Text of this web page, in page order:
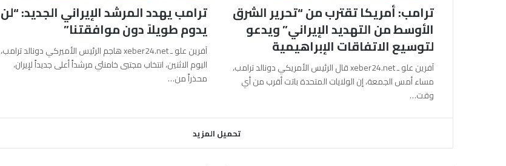
ترامب: أمريكا تقترب من “تحرير الشرق
الأوسط من التهديد الإيراني” ويدعو
لتوسيع الاتفاقات الإبراهيمية
آفرين علو ـ xeber24.net قال الرئيس الأمريكي دونالد ترامب،
مساء أمس الجمعة، إن الولايات المتحدة باتت أقرب من أي
وقت…
ترامب يهدد المرشد الإيراني الجديد: “لن
يدوم طويلاً دون موافقتنا”
آفرين علو ـ xeber24.net هاجم الرئيس الأميركي دونالد ترامب،
اليوم الاثنين، انتخاب مجتبى خامنئي مرشداً أعلى جديداً لإيران،
محذراً من…
تحميل المزيد